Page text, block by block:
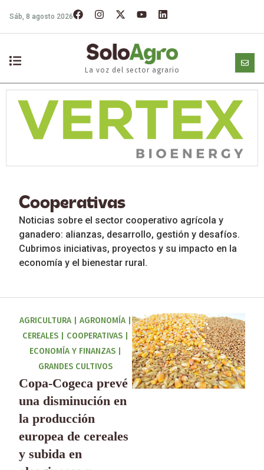
Sáb, 8 agosto 2026
La voz del sector agrario
Cooperativas
Noticias sobre el sector cooperativo agrícola y
ganadero: alianzas, desarrollo, gestión y desafíos.
Cubrimos iniciativas, proyectos y su impacto en la
economía y el bienestar rural.
AGRICULTURA AGRONOMÍA
CEREALES
COOPERATIVAS
ECONOMÍA Y FINANZAS
GRANDES CULTIVOS
Copa-Cogeca prevé
una disminución en
la producción
europea de cereales
y subida en